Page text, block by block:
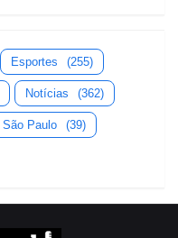
Esportes (255)
Notícias (362)
São Paulo (39)